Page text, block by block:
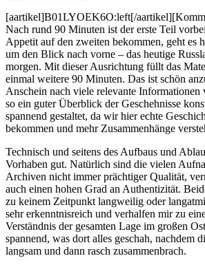
[aartikel]B01LYOEK6O:left[/
Nach rund 90 Minuten ist der erste Teil
Appetit auf den zweiten bekommen, geht es
um den Blick nach vorne – das heutige
morgen. Mit dieser Ausrichtung füllt das
einmal weitere 90 Minuten. Das ist schön
Anschein nach viele relevante Informationen
so ein guter Überblick der Geschehnisse
spannend gestaltet, da wir hier echte
bekommen und mehr Zusammenhänge
Technisch und seitens des Aufbaus und
Vorhaben gut. Natürlich sind die vielen
Archiven nicht immer prächtiger Qualität,
auch einen hohen Grad an Authentizität.
zu keinem Zeitpunkt langweilig oder
sehr erkenntnisreich und verhalfen mir zu
Verständnis der gesamten Lage im großen
spannend, was dort alles geschah, nachdem
langsam und dann rasch zusammenbrach.